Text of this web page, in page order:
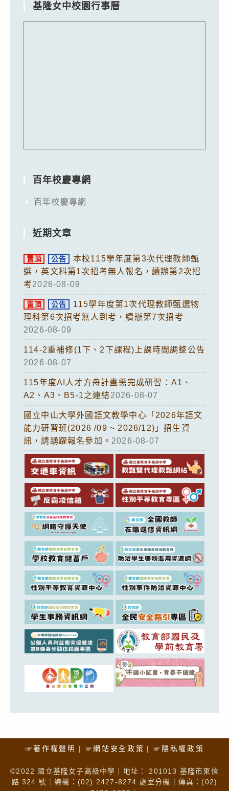
基隆女中校園行事曆
百年校慶專網
百年校慶專網
近期文章
置頂 公告
本校115學年度第3次代理教師甄
選，英文科第1次招考無人報名，續辦第2次招
考2026-08-09
置頂 公告
115學年度第1次代理教師甄選物
理科第6次招考無人到考，續辦第7次招考
2026-08-09
114-2重補修(1下、2下課程)上課時間調整公告
2026-08-07
115年度AI人才方舟計畫需完成研習：A1、
A2、A3、B5-1之連結2026-08-07
國立中山大學外國語文教學中心「2026年語文
能力研習班(2026 /09 ~ 2026/12)」招生資
訊，請踴躍報名參加。 2026-08-07
☞著作權聲明 ☞網站安全政策 ☞隱私權政策
©2022 國立基隆女子高級中學｜地址： 201013 基隆市東信
路 324 號｜總機：(02) 2427-8274 處室分機｜傳真：(02)